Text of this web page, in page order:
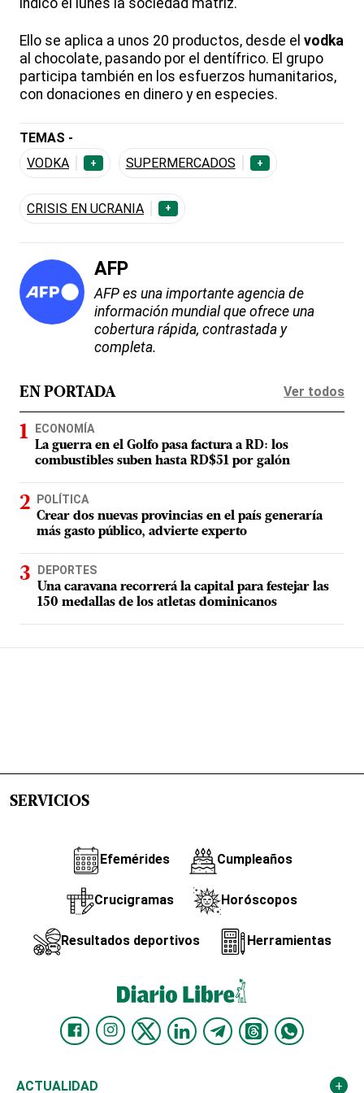
indicó el lunes la sociedad matriz.
Ello se aplica a unos 20 productos, desde el vodka
al chocolate, pasando por el dentífrico. El grupo
participa también en los esfuerzos humanitarios,
con donaciones en dinero y en especies.
TEMAS -
VODKA
+ SUPERMERCADOS +
CRISIS EN UCRANIA +
AFP
AFP es una importante agencia de
información mundial que ofrece una
cobertura rápida, contrastada y
completa.
EN PORTADA Ver todos
ECONOMÍA
La guerra en el Golfo pasa factura a RD: los
combustibles suben hasta RD$51 por galón
POLÍTICA
Crear dos nuevas provincias en el país generaría
más gasto público, advierte experto
DEPORTES
Una caravana recorrerá la capital para festejar las
150 medallas de los atletas dominicanos
SERVICIOS
Efemérides Cumpleaños
Crucigramas Horóscopos
Resultados deportivos Herramientas
ACTUALIDAD